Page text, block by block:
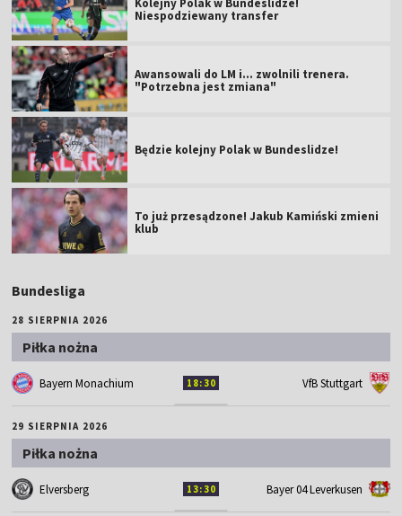
Niespodziewany transfer
Awansowali do LM i... zwolnili trenera.
"Potrzebna jest zmiana"
Będzie kolejny Polak w Bundeslidze!
To już przesądzone! Jakub Kamiński zmieni
klub
Bundesliga
28 SIERPNIA 2026
Piłka nożna
Bayern Monachium 18:30 VfB Stuttgart
29 SIERPNIA 2026
Piłka nożna
Elversberg 13:30 Bayer 04 Leverkusen